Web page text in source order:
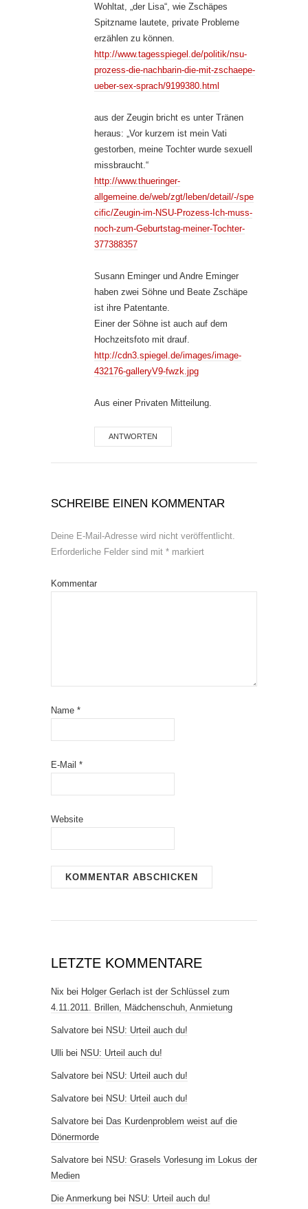
Wohltat, „der Lisa“, wie Zschäpes
Spitzname lautete, private Probleme
erzählen zu können.
http://www.tagesspiegel.de/politik/nsu-
prozess-die-nachbarin-die-mit-zschaepe-
ueber-sex-sprach/9199380.html
aus der Zeugin bricht es unter Tränen
heraus: „Vor kurzem ist mein Vati
gestorben, meine Tochter wurde sexuell
missbraucht.“
http://www.thueringer-
allgemeine.de/web/zgt/leben/detail/-/spe
cific/Zeugin-im-NSU-Prozess-Ich-muss-
noch-zum-Geburtstag-meiner-Tochter-
377388357
Susann Eminger und Andre Eminger
haben zwei Söhne und Beate Zschäpe
ist ihre Patentante.
Einer der Söhne ist auch auf dem
Hochzeitsfoto mit drauf.
http://cdn3.spiegel.de/images/image-
432176-galleryV9-fwzk.jpg
Aus einer Privaten Mitteilung.
ANTWORTEN
SCHREIBE EINEN KOMMENTAR
Deine E-Mail-Adresse wird nicht veröffentlicht.
Erforderliche Felder sind mit * markiert
Kommentar
Name *
E-Mail *
Website
LETZTE KOMMENTARE
Nix bei Holger Gerlach ist der Schlüssel zum
4.11.2011. Brillen, Mädchenschuh, Anmietung
Salvatore bei NSU: Urteil auch du!
Ulli bei NSU: Urteil auch du!
Salvatore bei NSU: Urteil auch du!
Salvatore bei NSU: Urteil auch du!
Salvatore bei Das Kurdenproblem weist auf die
Dönermorde
Salvatore bei NSU: Grasels Vorlesung im Lokus der
Medien
Die Anmerkung bei NSU: Urteil auch du!